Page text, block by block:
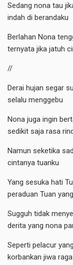
Sedang nona tau
indah di berandaku
Berlahan Nona
ternyata jika jatuh
//
Derai hujan segar
selalu menggebu
Nona juga ingin
sedikit saja rasa
Namun seketika
cintanya tuanku
Yang sesuka hati
peraduan Tuan
Sugguh tidak
derita yang nona
Seperti pelacur
korbankan jiwa